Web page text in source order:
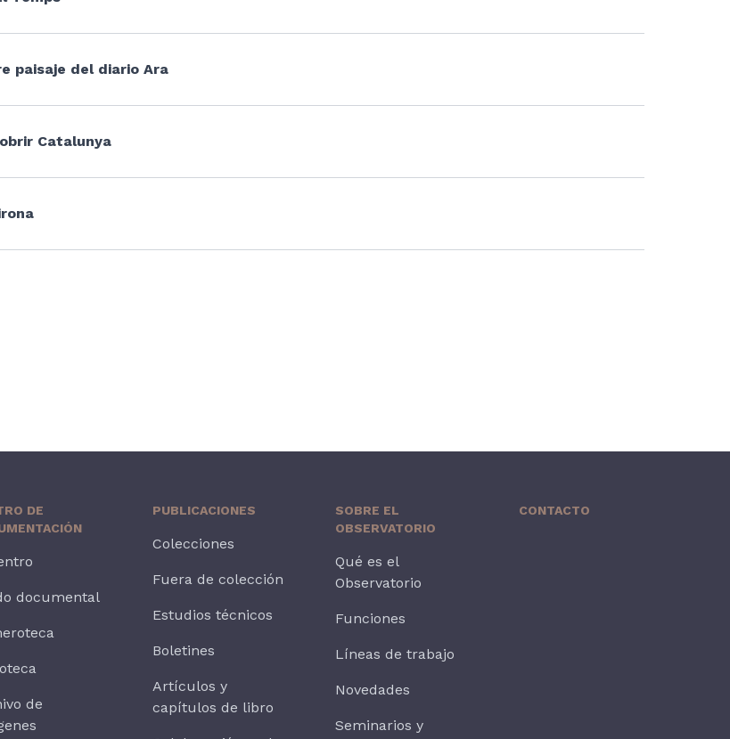
paisaje del diario Ara
Catalunya
DE
documental
de
PUBLICACIONES
Colecciones
Fuera de colección
Estudios técnicos
Boletines
Artículos y
capítulos de libro
SOBRE EL
OBSERVATORIO
Qué es el
Observatorio
Funciones
Líneas de trabajo
Novedades
Seminarios y
CONTACTO